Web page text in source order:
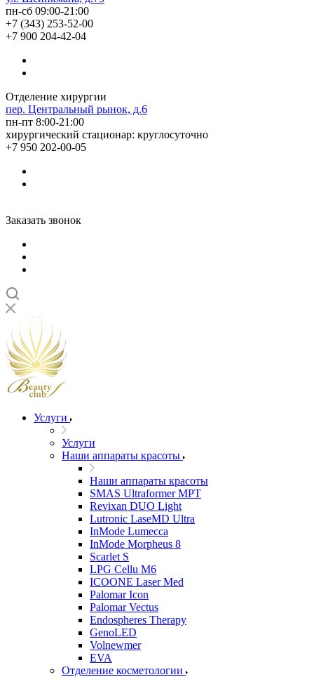
пн-сб 09:00-21:00
+7 (343) 253-52-00
+7 900 204-42-04
Отделение хирургии
пер. Центральный рынок, д.6
пн-пт 8:00-21:00
хирургический стационар: круглосуточно
+7 950 202-00-05
Заказать звонок
Услуги
Услуги
Наши аппараты красоты
Наши аппараты красоты
SMAS Ultraformer MPT
Revixan DUO Light
Lutronic LaseMD Ultra
InMode Lumecca
InMode Morpheus 8
Scarlet S
LPG Cellu M6
ICOONE Laser Med
Palomar Icon
Palomar Vectus
Endospheres Therapy
GenoLED
Volnewmer
EVA
Отделение косметологии